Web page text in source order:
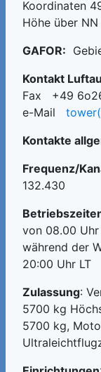
Koordinaten
Höhe über
GAFOR:
Kontakt
Fax +49
e-Mail
Kontakte
Frequenz/
132.430
von 08.00 Uhr
während der
20:00 Uhr LT
Zulassung:
5700 kg
5700 kg,